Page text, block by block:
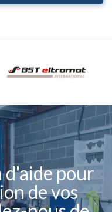
d'aide pour
de vos